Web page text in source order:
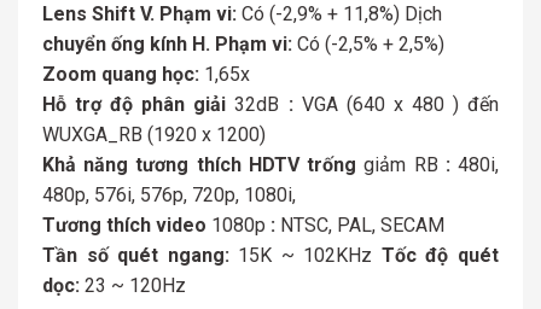
Lens Shift V. Phạm vi: Có (-2,9% + 11,8%) Dịch
chuyển ống kính H. Phạm vi: Có (-2,5% + 2,5%)
Zoom quang học: 1,65x
Hỗ trợ độ phân giải 32dB : VGA (640 x 480 ) đến
WUXGA_RB (1920 x 1200)
Khả năng tương thích HDTV trống giảm RB : 480i,
480p, 576i, 576p, 720p, 1080i,
Tương thích video 1080p : NTSC, PAL, SECAM
Tần số quét ngang: 15K ~ 102KHz Tốc độ quét
dọc: 23 ~ 120Hz